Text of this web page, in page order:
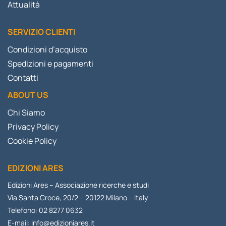
Attualità
SERVIZIO CLIENTI
Condizioni d’acquisto
Spedizioni e pagamenti
Contatti
ABOUT US
Chi Siamo
Privacy Policy
Cookie Policy
EDIZIONI ARES
Edizioni Ares – Associazione ricerche e studi
Via Santa Croce, 20/2 – 20122 Milano – Italy
Telefono: 02 8277 0632
E-mail: info@edizioniares.it